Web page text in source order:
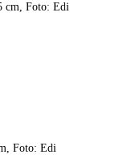
cm, Foto: Edi
Foto: Edi